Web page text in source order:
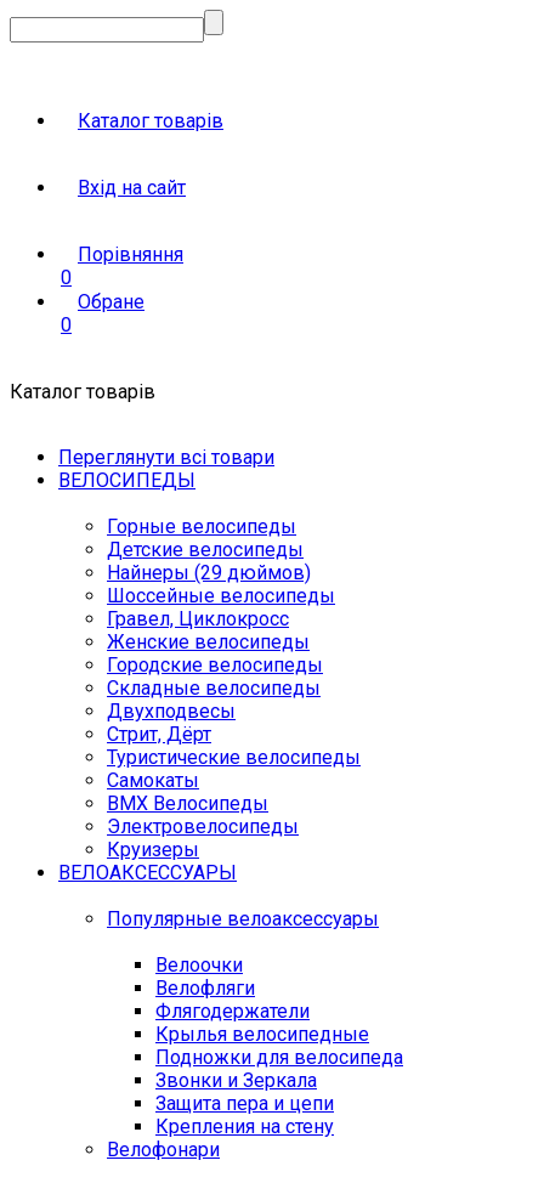
Каталог товарів
Вхід на сайт
Порівняння
0
Обране
0
Каталог товарів
Переглянути всі товари
ВЕЛОСИПЕДЫ
Горные велосипеды
Детские велосипеды
Найнеры (29 дюймов)
Шоссейные велосипеды
Гравел, Циклокросс
Женские велосипеды
Городcкие велосипеды
Складные велосипеды
Двухподвесы
Стрит, Дёрт
Туристические велосипеды
Самокаты
BMX Велосипеды
Электровелосипеды
Круизеры
ВЕЛОАКСЕССУАРЫ
Популярные велоаксессуары
Велоочки
Велофляги
Флягодержатели
Крылья велосипедные
Подножки для велосипеда
Звонки и Зеркала
Защита пера и цепи
Крепления на стену
Велофонари